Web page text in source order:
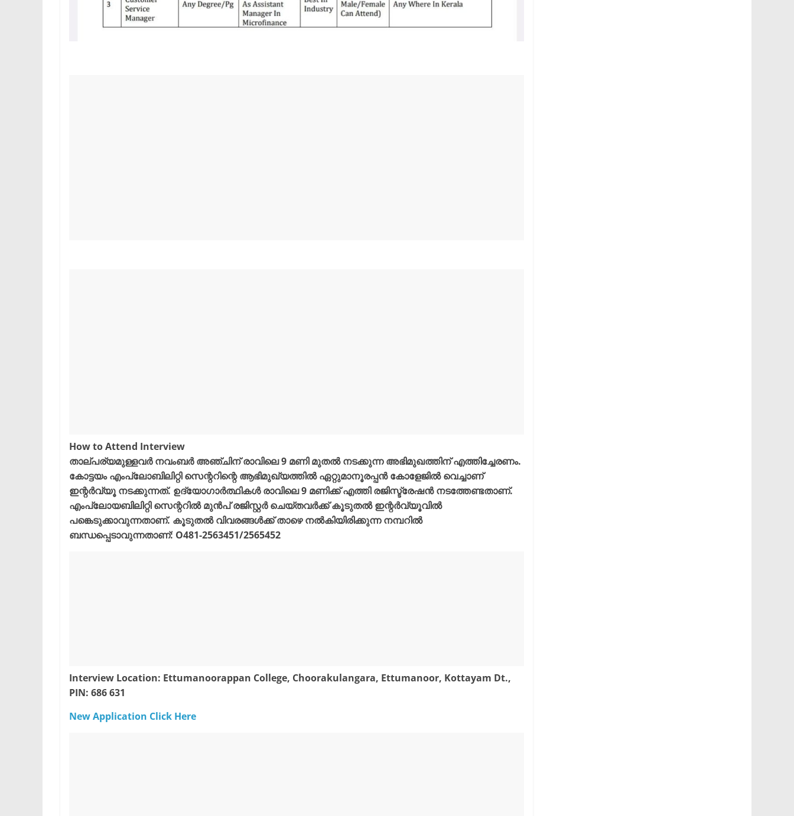
How to Attend Interview
താല്പര്യമുള്ളവർ നവംബർ അഞ്ചിന് രാവിലെ 9 മണി മുതൽ നടക്കുന്ന അഭിമുഖത്തിന് എത്തിച്ചേരണം.
കോട്ടയം എംപ്ലോബിലിറ്റി സെന്ററിന്റെ ആഭിമുഖ്യത്തിൽ ഏറ്റുമാനൂരപ്പൻ കോളേജിൽ വെച്ചാണ്
ഇന്റർവ്യൂ നടക്കുന്നത്. ഉദ്യോഗാർത്ഥികൾ രാവിലെ 9 മണിക്ക് എത്തി രജിസ്ട്രേഷൻ നടത്തേണ്ടതാണ്.
എംപ്ലോയബിലിറ്റി സെന്ററിൽ മുൻപ് രജിസ്റ്റർ ചെയ്തവർക്ക് കൂടുതൽ ഇന്റർവ്യൂവിൽ
പങ്കെടുക്കാവുന്നതാണ്. കൂടുതൽ വിവരങ്ങൾക്ക് താഴെ നൽകിയിരിക്കുന്ന നമ്പറിൽ
ബന്ധപ്പെടാവുന്നതാണ്: O481-2563451/2565452
Interview Location: Ettumanoorappan College, Choorakulangara, Ettumanoor, Kottayam Dt.,
PIN: 686 631
New Application Click Here